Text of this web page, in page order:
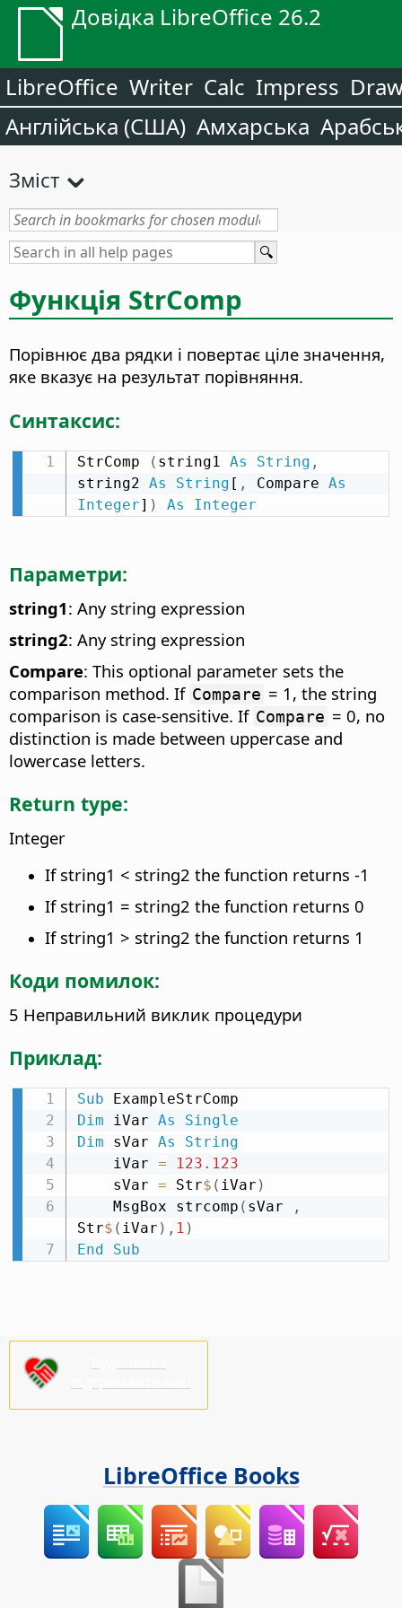
Довідка LibreOffice 26.2
LibreOffice Writer Calc Impress
Англійська (США) Амхарська
Зміст
Функція StrComp
Порівнює два рядки і повертає ціле значення,
яке вказує на результат порівняння.
Синтаксис:
StrComp ( string1 As String ,
string2 As String [ , Compare As
Integer] ) As Integer
Параметри:
string1: Any string expression
string2: Any string expression
Compare: This optional parameter sets the
comparison method. If Compare = 1, the string
comparison is case-sensitive. If Compare = 0, no
distinction is made between uppercase and
lowercase letters.
Return type:
Integer
If string1 < string2 the function returns -1
If string1 = string2 the function returns 0
If string1 > string2 the function returns 1
Коди помилок:
5 Неправильний виклик процедури
Приклад:
Sub
Dim iVar As
Single
Dim sVar As
String
    iVar
=
123.123
    sVar
= Str$ ( iVar )
    MsgBox strcomp
( sVar
,
Str$ ( iVar ) , 1 )
End
Sub
LibreOffice Books